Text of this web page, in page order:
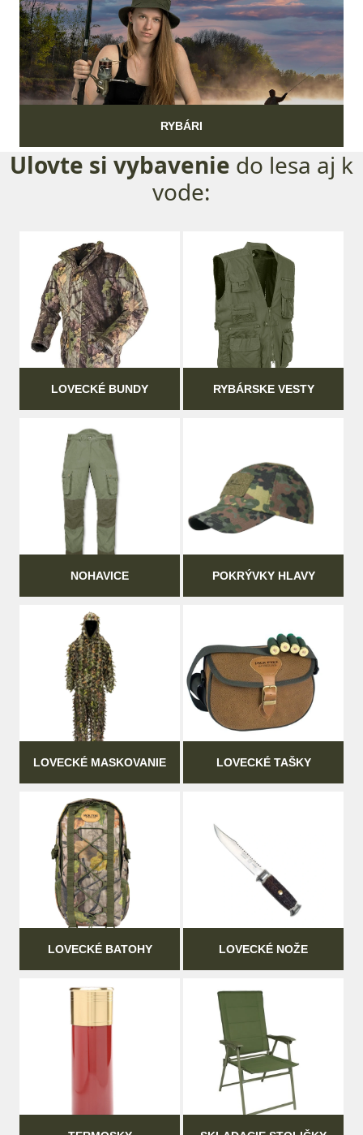
RYBÁRI
Ulovte si vybavenie do lesa aj k
vode:
LOVECKÉ BUNDY RYBÁRSKE VESTY
NOHAVICE POKRÝVKY HLAVY
LOVECKÉ MASKOVANIE LOVECKÉ TAŠKY
LOVECKÉ BATOHY LOVECKÉ NOŽE